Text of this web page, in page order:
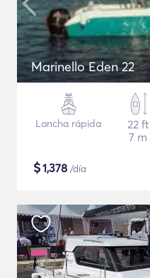
Marinello Eden 22
Lancha rápida
22 ft
7 m
$1,378 /día